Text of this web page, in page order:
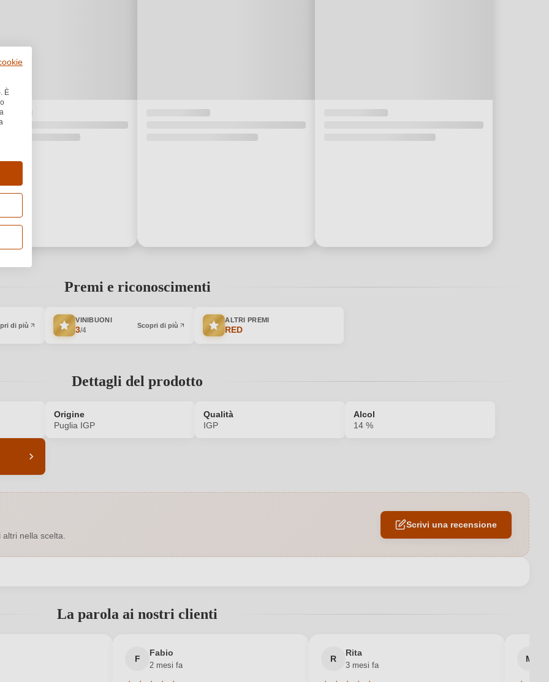
Premi e riconoscimenti
di più
VINIBUONI
3/4
Scopri di più
ALTRI PREMI
RED
Dettagli del prodotto
Origine
Puglia IGP
Qualità
IGP
Alcol
14 %
14 %
Puglia IGP
Luca Maroni, Vinibuoni Produttore
Solfiti
nella scelta.
Scrivi una recensione
La parola ai nostri clienti
F
Fabio
2 mesi fa
R
Rita
3 mesi fa
M
È